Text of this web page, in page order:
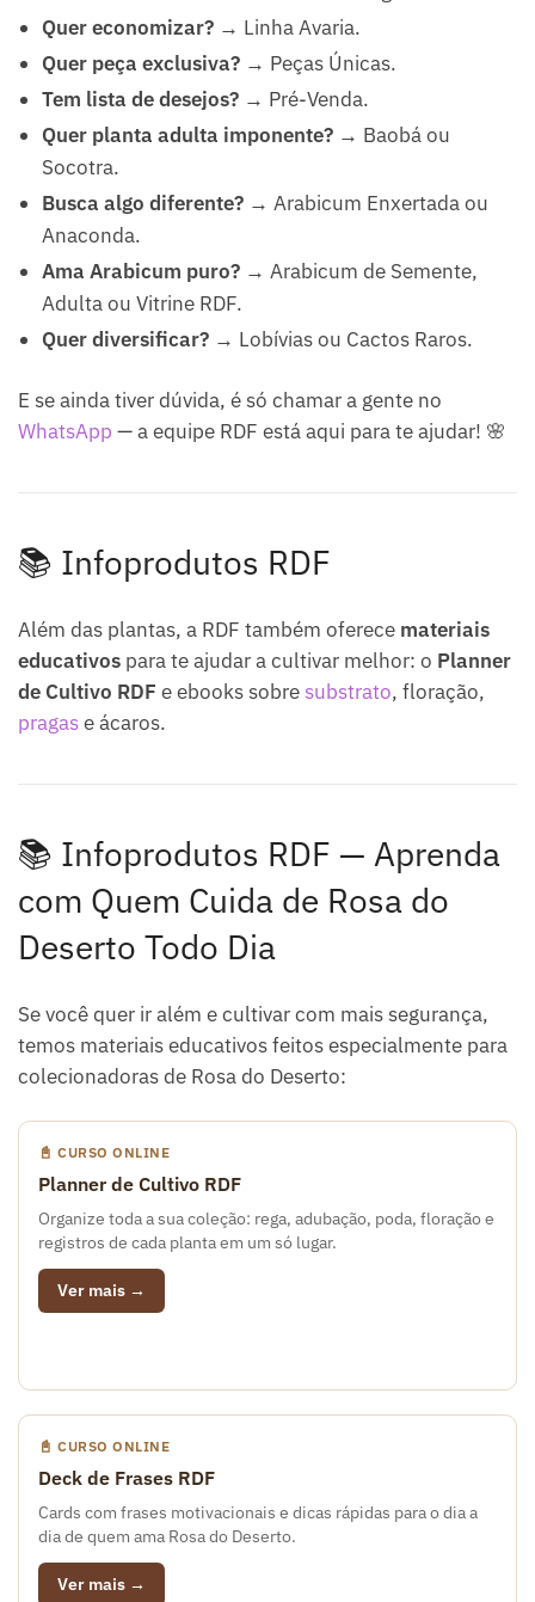
Quer economizar? → Linha Avaria.
Quer peça exclusiva? → Peças Únicas.
Tem lista de desejos? → Pré-Venda.
Quer planta adulta imponente? → Baobá ou
Socotra.
Busca algo diferente? → Arabicum Enxertada ou
Anaconda.
Ama Arabicum puro? → Arabicum de Semente,
Adulta ou Vitrine RDF.
Quer diversificar? → Lobívias ou Cactos Raros.
E se ainda tiver dúvida, é só chamar a gente no
WhatsApp — a equipe RDF está aqui para te ajudar! 🌸
📚 Infoprodutos RDF
Além das plantas, a RDF também oferece materiais
educativos para te ajudar a cultivar melhor: o Planner
de Cultivo RDF e ebooks sobre substrato, floração,
pragase ácaros.
📚 Infoprodutos RDF — Aprenda
com Quem Cuida de Rosa do
Deserto Todo Dia
Se você quer ir além e cultivar com mais segurança,
temos materiais educativos feitos especialmente para
colecionadoras de Rosa do Deserto:
📓 CURSO ONLINE
Planner de Cultivo RDF
Organize toda a sua coleção: rega, adubação, poda, floração e
registros de cada planta em um só lugar.
Ver mais →
📓 CURSO ONLINE
Deck de Frases RDF
Cards com frases motivacionais e dicas rápidas para o dia a
dia de quem ama Rosa do Deserto.
Ver mais →